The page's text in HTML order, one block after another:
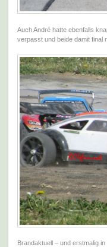
Auch André hatte ebenfalls
verpasst und beide damit final
Brandaktuell – und erstmalig